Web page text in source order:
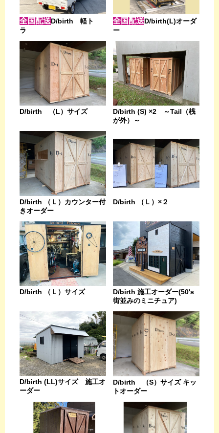
全国配送D/birth 軽ト
ラ
全国配送D/birth(L)オーダ
ー
D/birth （L）サイズ
D/birth (S) ×2 ～Tail（桟
が外）～
D/birth （Ｌ）カウンター付
きオーダー
D/birth （Ｌ）×２
D/birth （Ｌ）サイズ
D/birth 施工オーダー(50's
街並みのミニチュア)
D/birth (LL)サイズ 施工オ
ーダー
D/birth （S）サイズ キッ
トオーダー